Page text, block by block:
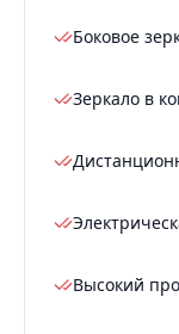
Боковое
Зеркало в
Высокий